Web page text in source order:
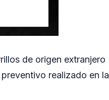
de origen extranjero
realizado en la